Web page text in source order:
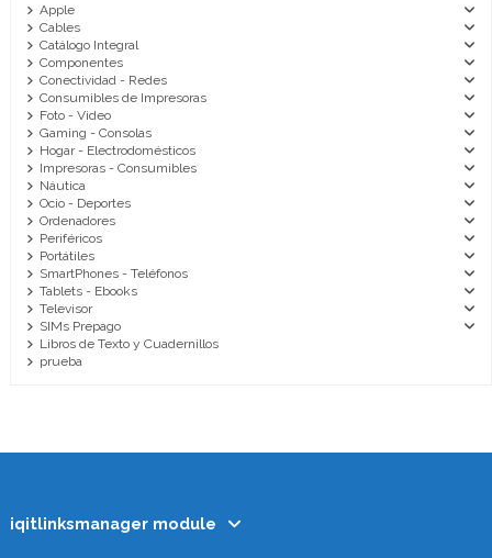
Apple
Cables
Catálogo Integral
Componentes
Conectividad - Redes
Consumibles de Impresoras
Foto - Video
Gaming - Consolas
Hogar - Electrodomésticos
Impresoras - Consumibles
Náutica
Ocio - Deportes
Ordenadores
Periféricos
Portátiles
SmartPhones - Teléfonos
Tablets - Ebooks
Televisor
SIMs Prepago
Libros de Texto y Cuadernillos
prueba
iqitlinksmanager module